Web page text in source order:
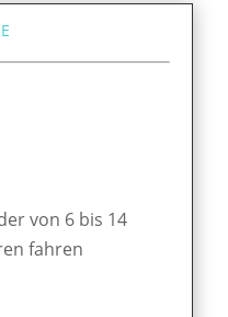
von 6 bis 14
fahren